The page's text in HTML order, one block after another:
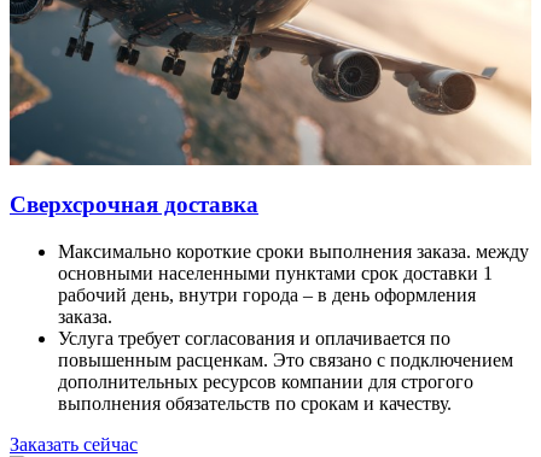
Сверхсрочная доставка
Максимально короткие сроки выполнения заказа. между
основными населенными пунктами срок доставки 1
рабочий день, внутри города – в день оформления
заказа.
Услуга требует согласования и оплачивается по
повышенным расценкам. Это связано с подключением
дополнительных ресурсов компании для строгого
выполнения обязательств по срокам и качеству.
Заказать сейчас